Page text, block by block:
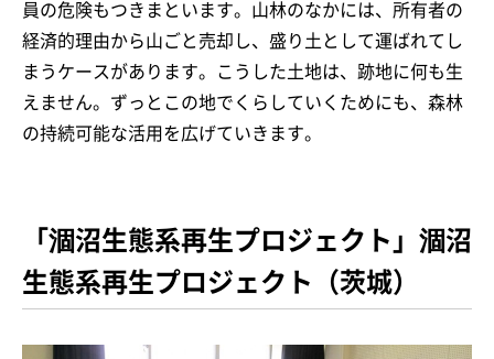
員の危険もつきまといます。山林のなかには、所有者の
経済的理由から山ごと売却し、盛り土として運ばれてし
まうケースがあります。こうした土地は、跡地に何も生
えません。ずっとこの地でくらしていくためにも、森林
の持続可能な活用を広げていきます。
「涸沼生態系再生プロジェクト」涸沼
生態系再生プロジェクト（茨城）